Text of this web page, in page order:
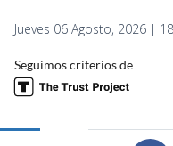
Jueves 06 Agosto, 2026 |
Seguimos criterios de